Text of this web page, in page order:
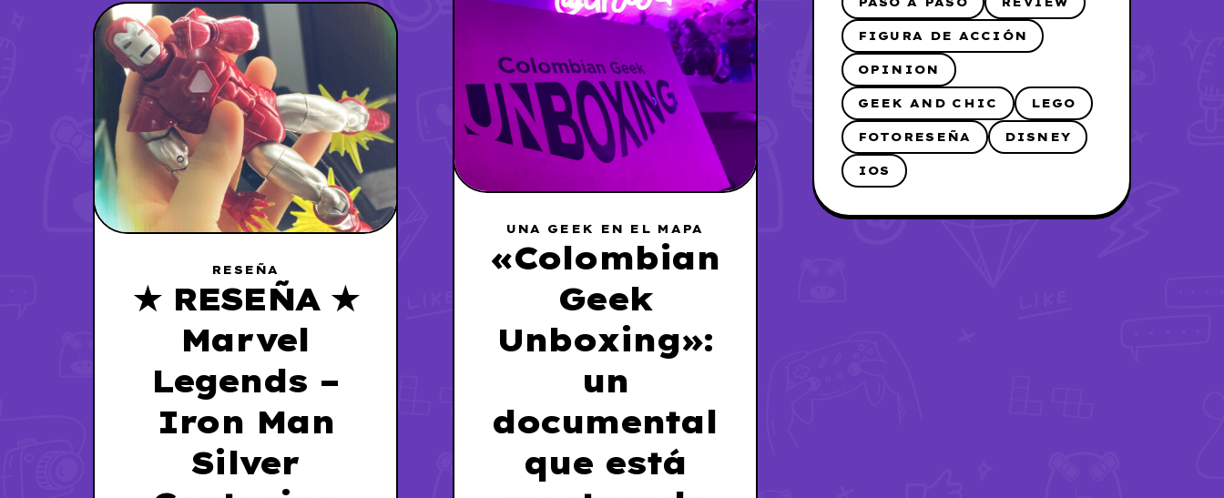
UNA GEEK EN EL MAPA
«Colombian
Geek
Unboxing»:
un
documental
que está
RESEÑA
★ RESEÑA ★
Marvel
Legends –
Iron Man
Silver
FIGURA DE ACCIÓN
OPINION
GEEK AND CHIC LEGO
FOTORESEÑA DISNEY
IOS